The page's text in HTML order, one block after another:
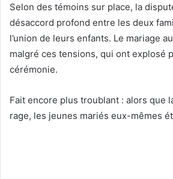
Selon des témoins sur place, la
désaccord profond entre les deux
l’union de leurs enfants. Le mariage
malgré ces tensions, qui ont explosé
cérémonie.
Fait encore plus troublant : alors que
rage, les jeunes mariés eux-mêmes